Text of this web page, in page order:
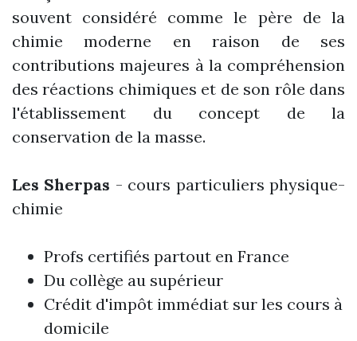
souvent considéré comme le père de la
chimie moderne en raison de ses
contributions majeures à la compréhension
des réactions chimiques et de son rôle dans
l'établissement du concept de la
conservation de la masse.
Les Sherpas - cours particuliers physique-
chimie
Profs certifiés partout en France
Du collège au supérieur
Crédit d'impôt immédiat sur les cours à
domicile